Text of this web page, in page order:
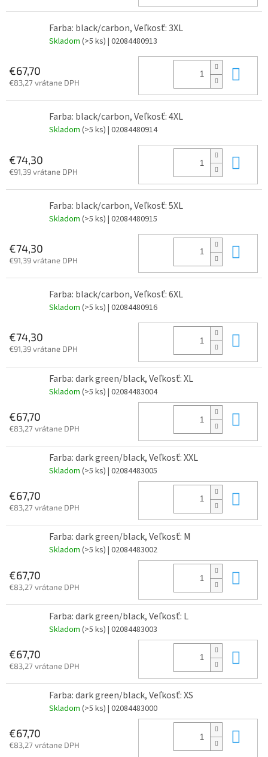
Farba: black/carbon, Veľkosť: 3XL
Skladom (>5 ks) | 02084480913
€67,70
€83,27 vrátane DPH
Farba: black/carbon, Veľkosť: 4XL
Skladom (>5 ks) | 02084480914
€74,30
€91,39 vrátane DPH
Farba: black/carbon, Veľkosť: 5XL
Skladom (>5 ks) | 02084480915
€74,30
€91,39 vrátane DPH
Farba: black/carbon, Veľkosť: 6XL
Skladom (>5 ks) | 02084480916
€74,30
€91,39 vrátane DPH
Farba: dark green/black, Veľkosť: XL
Skladom (>5 ks) | 02084483004
€67,70
€83,27 vrátane DPH
Farba: dark green/black, Veľkosť: XXL
Skladom (>5 ks) | 02084483005
€67,70
€83,27 vrátane DPH
Farba: dark green/black, Veľkosť: M
Skladom (>5 ks) | 02084483002
€67,70
€83,27 vrátane DPH
Farba: dark green/black, Veľkosť: L
Skladom (>5 ks) | 02084483003
€67,70
€83,27 vrátane DPH
Farba: dark green/black, Veľkosť: XS
Skladom (>5 ks) | 02084483000
€67,70
€83,27 vrátane DPH